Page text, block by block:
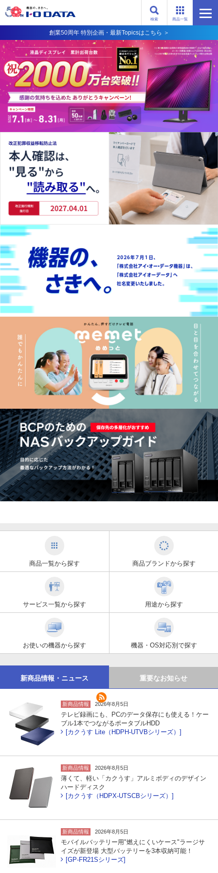
商品一覧
検索
創業50周年 特別企画・最新Topicsはこちら ＞
商品一覧から探す 商品ブランドから探す
サービス一覧から探す 用途から探す
お使いの機器から探す 機器・OS対応別で探す
新商品情報・ニュース
新商品情報 2026年8月5日
テレビ録画にも、PCのデータ保存にも使える！ケー
ブル1本でつながるポータブルHDD
[カクうす Lite（HDPH-UTVBシリーズ）]
新商品情報 2026年8月5日
薄くて、軽い「カクうす」アルミボディのデザイン
ハードディスク
[カクうす（HDPX-UTSCBシリーズ）]
新商品情報 2026年8月5日
モバイルバッテリー用"燃えにくいケース"ラージサ
イズが新登場 大型バッテリーを3本収納可能！
[GP-FR21Sシリーズ]
重要なお知らせ